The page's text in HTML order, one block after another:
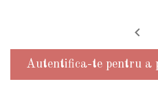
Autentifica-te pentru a